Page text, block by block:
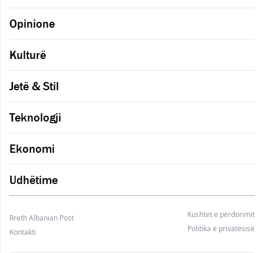
Opinione
Kulturë
Jetë & Stil
Teknologji
Ekonomi
Udhëtime
Rreth Albanian Post
Kushtet e përdorimit
Kontakti
Politika e privatësisë